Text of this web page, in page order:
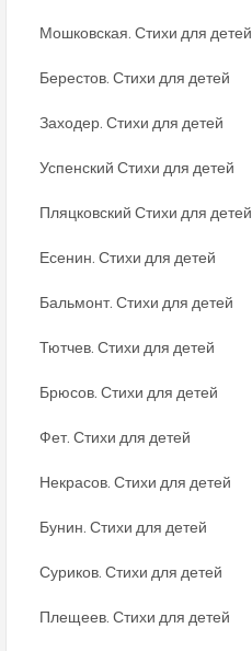
Мошковская. Стихи для детей
Берестов. Стихи для детей
Заходер. Стихи для детей
Успенский Стихи для детей
Пляцковский Стихи для детей
Есенин. Стихи для детей
Бальмонт. Стихи для детей
Тютчев. Стихи для детей
Брюсов. Стихи для детей
Фет. Стихи для детей
Некрасов. Стихи для детей
Бунин. Стихи для детей
Суриков. Стихи для детей
Плещеев. Стихи для детей